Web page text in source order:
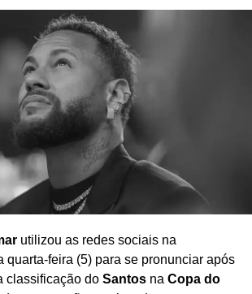
em diferentes campeonatos.
manifestada pela diretoria,
classificação para a próxima fase
, enquanto o Remo encerra sua
A repercussão das
o tema da arbitragem em evidência
sobre possíveis aprimoramentos
no futebol brasileiro.
Redação Saiba+
utilizou as redes sociais na
quarta-feira (5) para se pronunciar após
classificação do Santosna Copa do